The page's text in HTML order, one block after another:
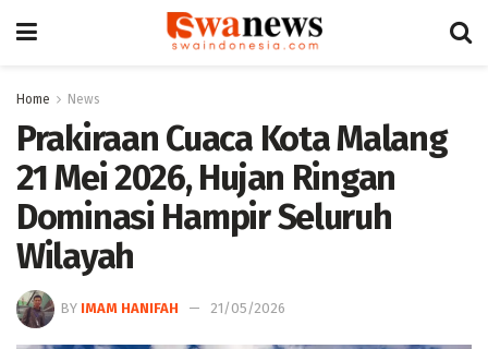
Home News
Prakiraan Cuaca Kota Malang
21 Mei 2026, Hujan Ringan
Dominasi Hampir Seluruh
Wilayah
BY IMAM HANIFAH 21/05/2026